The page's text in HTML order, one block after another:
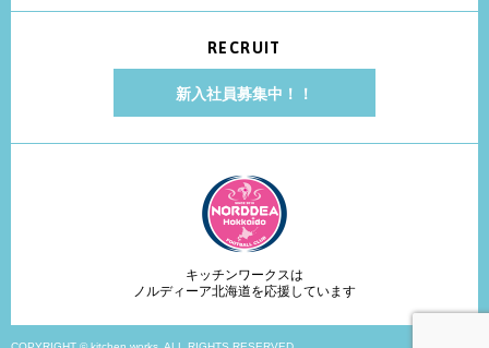
RECRUIT
新入社員募集中！！
キッチンワークスは
ノルディーア北海道を応援しています